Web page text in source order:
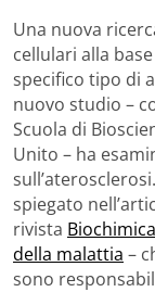
Una nuova
cellulari alla
specifico tipo di
nuovo studio –
Scuola di
Unito – ha
spiegato
rivista
della malattia –
sono